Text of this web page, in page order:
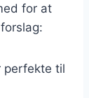
for at
perfekte til